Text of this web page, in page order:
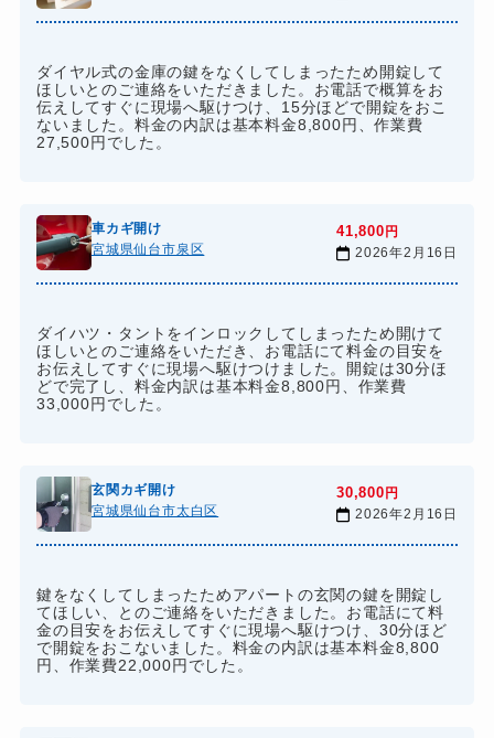
ダイヤル式の金庫の鍵をなくしてしまったため開錠して
ほしいとのご連絡をいただきました。お電話で概算をお
伝えしてすぐに現場へ駆けつけ、15分ほどで開錠をおこ
ないました。料金の内訳は基本料金8,800円、作業費
27,500円でした。
車カギ開け
宮城県仙台市泉区
41,800 円
2026年2月16日
ダイハツ・タントをインロックしてしまったため開けて
ほしいとのご連絡をいただき、お電話にて料金の目安を
お伝えしてすぐに現場へ駆けつけました。開錠は30分ほ
どで完了し、料金内訳は基本料金8,800円、作業費
33,000円でした。
玄関カギ開け
宮城県仙台市太白区
30,800 円
2026年2月16日
鍵をなくしてしまったためアパートの玄関の鍵を開錠し
てほしい、とのご連絡をいただきました。お電話にて料
金の目安をお伝えしてすぐに現場へ駆けつけ、30分ほど
で開錠をおこないました。料金の内訳は基本料金8,800
円、作業費22,000円でした。